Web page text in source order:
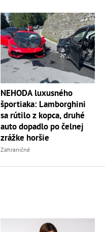
NEHODA luxusného
športiaka: Lamborghini
sa rútilo z kopca, druhé
auto dopadlo po čelnej
zrážke horšie
Zahraničné